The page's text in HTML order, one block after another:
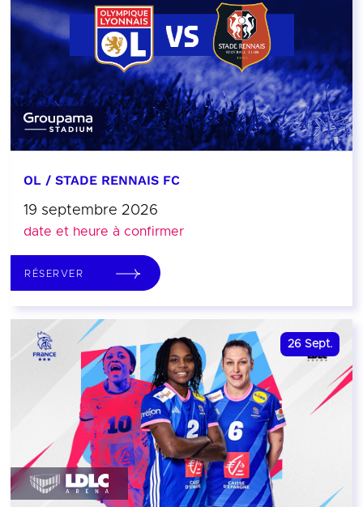
OL / STADE RENNAIS FC
19 septembre 2026
date et heure à confirmer
RÉSERVER
26 Sept.